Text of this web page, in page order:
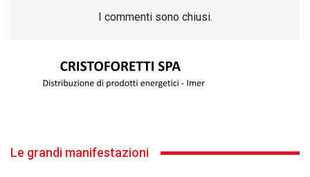
I commenti sono chiusi.
Le grandi manifestazioni